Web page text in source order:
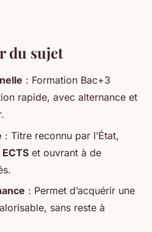
du sujet
: Formation Bac+3
rapide, avec alternance et
: Titre reconnu par l’État,
et ouvrant à de
: Permet d’acquérir une
sans reste à